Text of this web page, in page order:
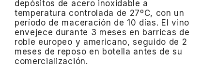
depósitos de acero inoxidable a
temperatura controlada de 27ºC, con un
período de maceración de 10 días. El vino
envejece durante 3 meses en barricas de
roble europeo y americano, seguido de 2
meses de reposo en botella antes de su
comercialización.